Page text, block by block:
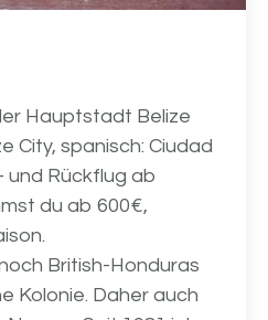
Hauptstadt Belize
City, spanisch: Ciudad
und Rückflug ab
du ab 600€,
British-Honduras
Kolonie. Daher auch